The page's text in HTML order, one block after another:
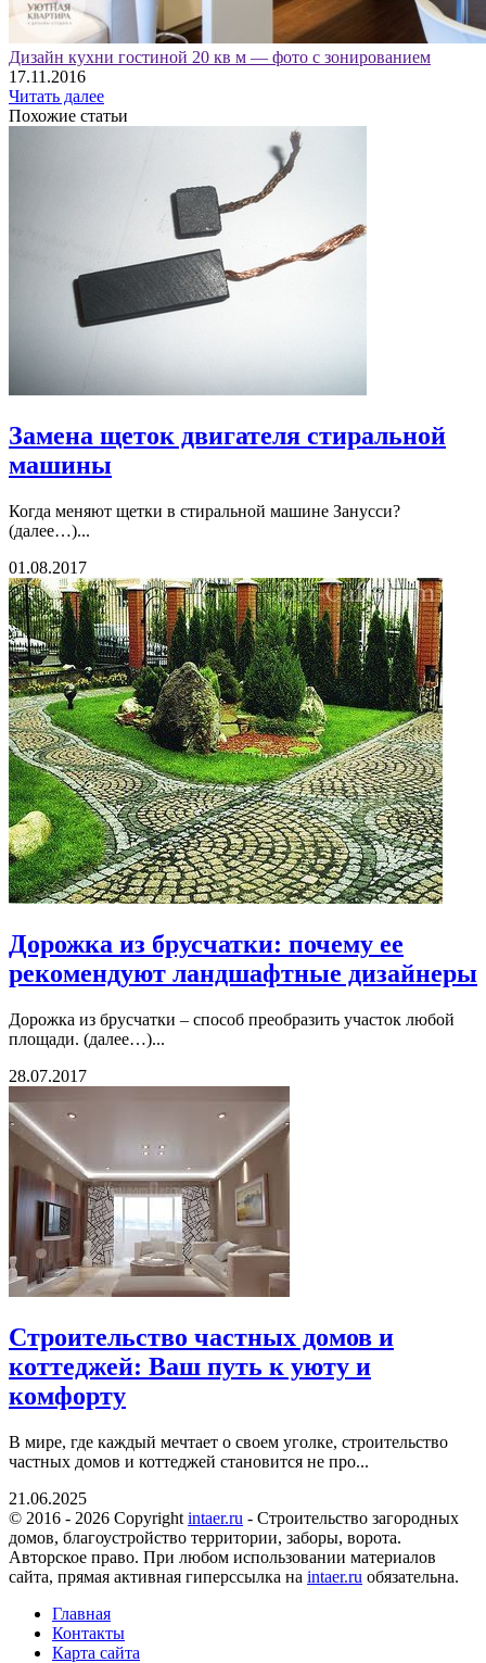
Дизайн кухни гостиной 20 кв м — фото с зонированием
17.11.2016
Читать далее
Похожие статьи
Замена щеток двигателя стиральной
машины
Когда меняют щетки в стиральной машине Занусси?
(далее…)...
01.08.2017
Дорожка из брусчатки: почему ее
рекомендуют ландшафтные дизайнеры
Дорожка из брусчатки – способ преобразить участок любой
площади. (далее…)...
28.07.2017
Строительство частных домов и
коттеджей: Ваш путь к уюту и
комфорту
В мире, где каждый мечтает о своем уголке, строительство
частных домов и коттеджей становится не про...
21.06.2025
© 2016 - 2026 Copyright intaer.ru - Cтроительство загородных
домов, благоустройство территории, заборы, ворота.
Авторское право. При любом использовании материалов
сайта, прямая активная гиперссылка на intaer.ru обязательна.
Главная
Контакты
Карта сайта